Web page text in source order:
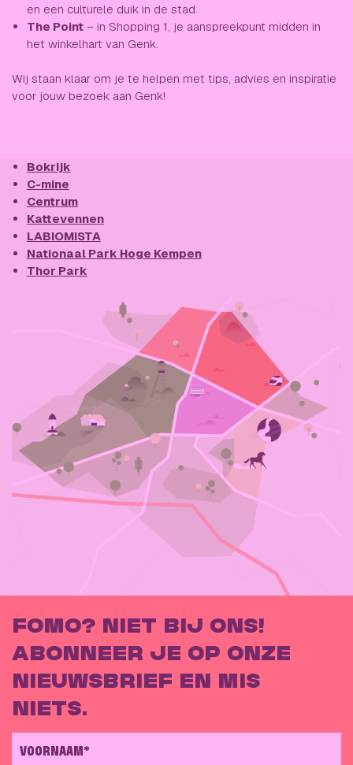
en een culturele duik in de stad.
The Point– in Shopping 1, je aanspreekpunt midden in
het winkelhart van Genk.
Wij staan klaar om je te helpen met tips, advies en inspiratie
voor jouw bezoek aan Genk!
Bokrijk
C-mine
Centrum
Kattevennen
LABIOMISTA
Nationaal Park Hoge Kempen
Thor Park
FOMO? NIET BIJ ONS!
ABONNEER JE OP ONZE
NIEUWSBRIEF EN MIS
NIETS.
VOORNAAM*